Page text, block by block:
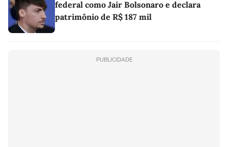
federal como Jair Bolsonaro e declara
patrimônio de R$ 187 mil
PUBLICIDADE